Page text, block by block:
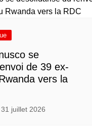
se
de 39 ex-
vers la
31 juillet 2026